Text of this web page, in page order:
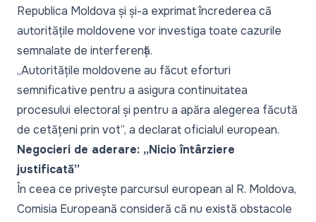
Republica Moldova și și-a exprimat încrederea că
autoritățile moldovene vor investiga toate cazurile
semnalate de interferență.
„Autoritățile moldovene au făcut eforturi
semnificative pentru a asigura continuitatea
procesului electoral și pentru a apăra alegerea făcută
de cetățeni prin vot”, a declarat oficialul european.
Negocieri de aderare: „Nicio întârziere
justificată”
În ceea ce privește parcursul european al R. Moldova,
Comisia Europeană consideră că nu există obstacole